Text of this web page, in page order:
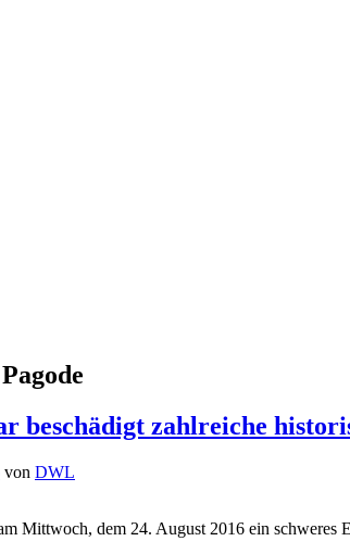
Pagode
beschädigt zahlreiche
von DWL
Mittwoch, dem 24. August 2016 ein schweres